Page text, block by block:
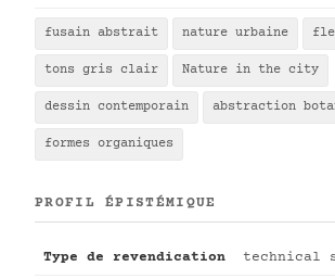
fusain abstrait nature urbaine
tons gris clair Nature in the city
dessin contemporain abstraction
formes organiques
PROFIL ÉPISTÉMIQUE
Type de revendication technical